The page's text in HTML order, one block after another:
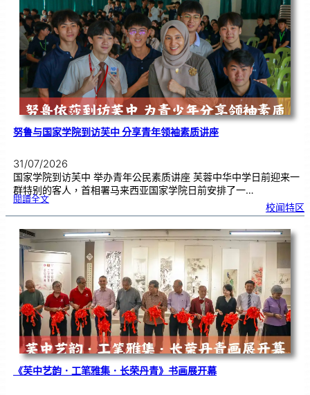
《
奏
花
悦
韵
》
圆
满
演
出
努鲁与国家学院到访芙中 分享青年领袖素质讲座
31/07/2026
国家学院到访芙中 举办青年公民素质讲座 芙蓉中华中学日前迎来一
群特别的客人，首相署马来西亚国家学院日前安排了一…
閱讀全文:努
国
学
院
到
访
中
分
享
青
年
领
袖
素
质
讲
座
校闻特区
《芙中艺韵．工笔雅集．长荣丹青》书画展开幕